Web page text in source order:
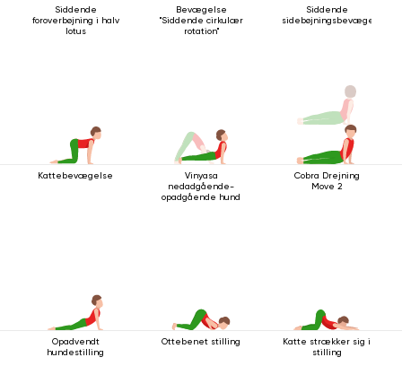
Siddende
foroverbøjning i halv
lotus
Bevægelse
"Siddende cirkulær
rotation"
Siddende
sidebøjningsbevægelse
Kattebevægelse
Vinyasa
nedadgående-
opadgående hund
Cobra Drejning
Move 2
Opadvendt
hundestilling
Ottebenet stilling
Katte strækker sig i
stilling